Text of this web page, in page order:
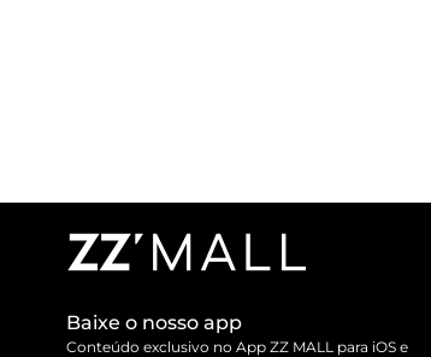
Baixe o nosso app
Conteúdo exclusivo no App ZZ MALL para iOS e